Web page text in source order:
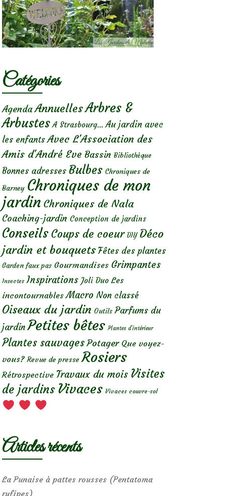
Catégories
Agenda AnnuellesArbres &
Arbustes A Strasbourg... Au jardin avec
les enfants Avec L'Association des
Amis d'André Eve Bassin Bibliothèque
Bonnes adresses Bulbes Chroniques de
Barney Chroniques de mon
jardin Chroniques de Nala
Coaching-jardin Conception de jardins
Conseils Coups de coeur DIY Déco
jardin et bouquets Fêtes des plantes
Garden faux pas Gourmandises Grimpantes
Insectes Inspirations Joli Duo Les
incontournables Macro Non classé
Oiseaux du jardin Outils Parfums du
jardin Petites bêtes Plantes d’intérieur
Plantes sauvages Potager Que voyez-
vous? Revue de presse Rosiers
Rétrospective Travaux du mois Visites
de jardins Vivaces Vivaces couvre-sol
Articles récents
La Punaise à pattes rousses (Pentatoma
rufipes)